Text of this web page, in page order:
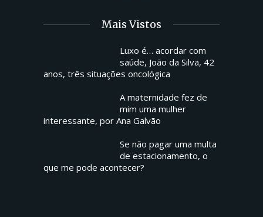
Mais Vistos
Luxo é… acordar com
saúde, João da Silva, 42
anos, três situações oncológica
A maternidade fez de
mim uma mulher
interessante, por Ana Galvão
Se não pagar uma multa
de estacionamento, o
que me pode acontecer?